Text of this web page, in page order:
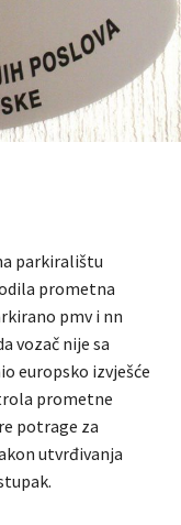
parkiralištu
prometna
pmv i nn
vozač nije sa
europsko izvješće
prometne
potrage za
utvrđivanja